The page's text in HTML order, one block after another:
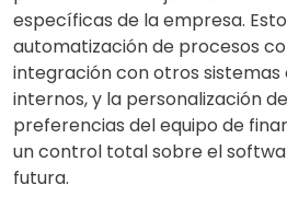
específicas de la empresa.
automatización de procesos
integración con otros sistemas
internos, y la personalización
preferencias del equipo de
un control total sobre el
futura.